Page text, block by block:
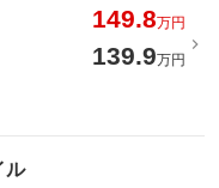
149.8万円
139.9万円
ル